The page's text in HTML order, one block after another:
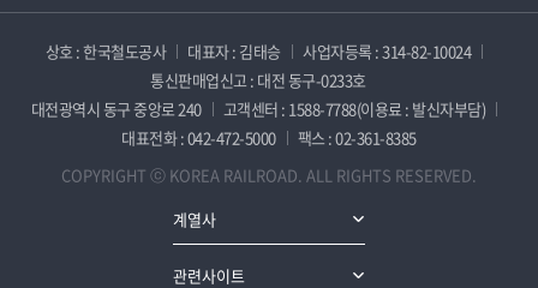
상호 : 한국철도공사 대표자 : 김태승
사업자등록 : 314-82-10024
통신판매업신고 : 대전 동구-0233호
대전광역시 동구 중앙로 240
고객센터 : 1588-7788(이용료 : 발신자부담)
대표전화 : 042-472-5000
팩스 : 02-361-8385
COPYRIGHT ⓒ KOREA RAILROAD. ALL RIGHTS RESERVED.
계열사
관련사이트